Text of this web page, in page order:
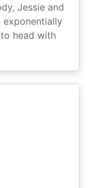
Jessie and
head with